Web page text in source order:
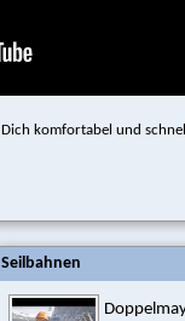
komfortabel und
Seilbahnen